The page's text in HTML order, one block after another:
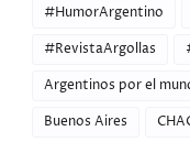
#HumorArgentino
#RevistaArgollas
Argentinos por el
Buenos Aires